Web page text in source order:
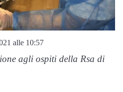
alle 10:57
agli ospiti della Rsa di